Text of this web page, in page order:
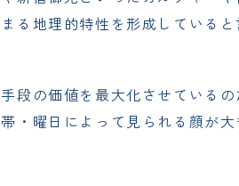
る地理的特性を形成していると
段の価値を最大化させているの
・曜日によって見られる顔が